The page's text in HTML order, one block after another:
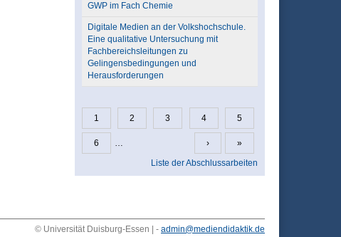
GWP im Fach Chemie
Digitale Medien an der Volkshochschule.
Eine qualitative Untersuchung mit
Fachbereichsleitungen zu
Gelingensbedingungen und
Herausforderungen
Seiten
1 2 3 4 5
6 … ›
»
Liste der Abschlussarbeiten
© Universität Duisburg-Essen | - admin@mediendidaktik.de